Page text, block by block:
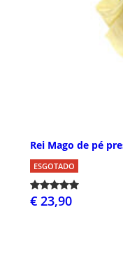
Rei Mago de pé
ESGOTADO
€ 23,90